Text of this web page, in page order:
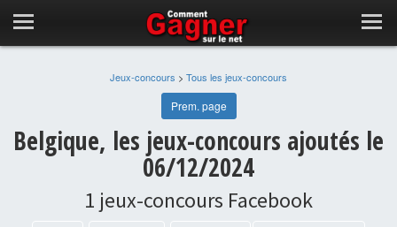
Jeux-concours > Tous les jeux-concours
Prem. page
Belgique, les jeux-concours ajoutés le
06/12/2024
1 jeux-concours Facebook